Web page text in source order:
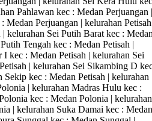
Pahlawan kec : Medan Perjuangan |
Medan Perjuangan | kelurahan Petisah
kelurahan Sei Putih Barat kec :
Tengah kec : Medan Petisah |
kec : Medan Petisah | kelurahan Sei
| kelurahan Sei Sikambing D
Sekip kec : Medan Petisah | kelurahan
| kelurahan Madras Hulu kec :
kec : Medan Polonia | kelurahan
| kelurahan Suka Damai kec : Medan